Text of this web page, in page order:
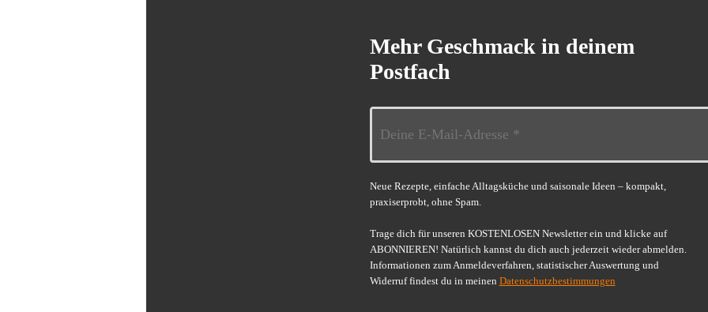
Mehr Geschmack in deinem
Postfach
Neue Rezepte, einfache Alltagsküche und saisonale Ideen – kompakt,
praxiserprobt, ohne Spam.
Trage dich für unseren KOSTENLOSEN Newsletter ein und klicke auf
ABONNIEREN! Natürlich kannst du dich auch jederzeit wieder abmelden.
Informationen zum Anmeldeverfahren, statistischer Auswertung und
Widerruf findest du in meinen Datenschutzbestimmungen